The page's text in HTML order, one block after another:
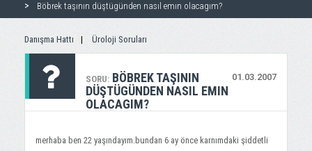
Böbrek taşının düştügünden nasıl emın olacagım?
Danışma Hattı Üroloji Soruları
SORU: 01.03.2007
BÖBREK TAŞININ
DÜŞTÜGÜNDEN NASIL EMIN
OLACAGIM?
merhaba ben 22 yaşındayım.bundan 6 ay önce karnımdaki şiddetli